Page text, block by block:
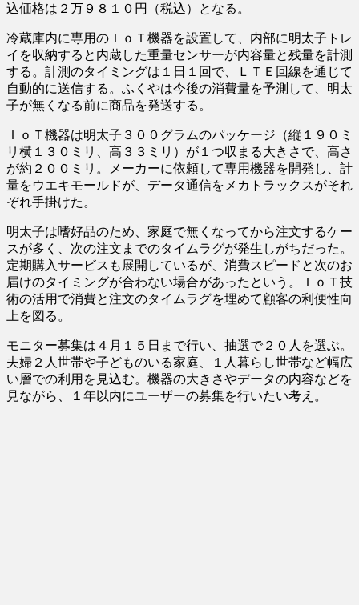
込価格は２万９８１０円（税込）となる。
冷蔵庫内に専用のＩｏＴ機器を設置して、内部に明太子トレ
イを収納すると内蔵した重量センサーが内容量と残量を計測
する。計測のタイミングは１日１回で、ＬＴＥ回線を通じて
自動的に送信する。ふくやは今後の消費量を予測して、明太
子が無くなる前に商品を発送する。
ＩｏＴ機器は明太子３００グラムのパッケージ（縦１９０ミ
リ横１３０ミリ、高３３ミリ）が１つ収まる大きさで、高さ
が約２００ミリ。メーカーに依頼して専用機器を開発し、計
量をウエキモールドが、データ通信をメカトラックスがそれ
ぞれ手掛けた。
明太子は嗜好品のため、家庭で無くなってから注文するケー
スが多く、次の注文までのタイムラグが発生しがちだった。
定期購入サービスも展開しているが、消費スピードと次のお
届けのタイミングが合わない場合があったという。ＩｏＴ技
術の活用で消費と注文のタイムラグを埋めて顧客の利便性向
上を図る。
モニター募集は４月１５日まで行い、抽選で２０人を選ぶ。
夫婦２人世帯や子どものいる家庭、１人暮らし世帯など幅広
い層での利用を見込む。機器の大きさやデータの内容などを
見ながら、１年以内にユーザーの募集を行いたい考え。